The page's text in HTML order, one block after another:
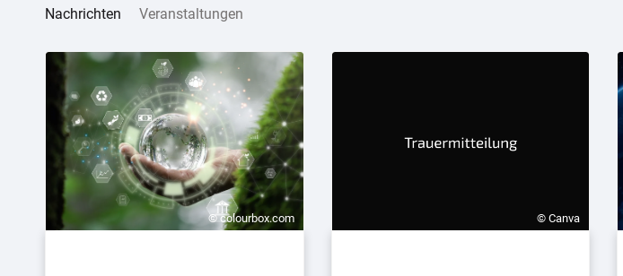
Nachrichten Veranstaltungen
© colourbox.com © Canva